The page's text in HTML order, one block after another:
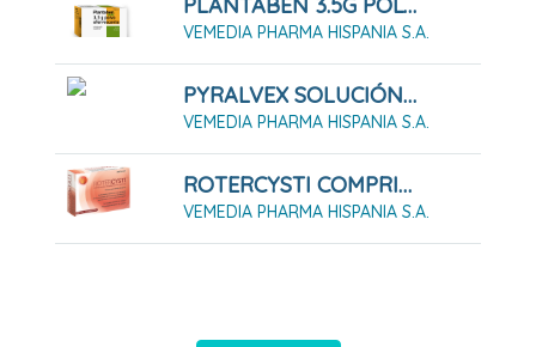
PLANTABEN 3.5G POLVO EFERVESCENTE. 30 SOBRES
VEMEDIA PHARMA HISPANIA S.A.
PYRALVEX SOLUCIÓN 10 ML
VEMEDIA PHARMA HISPANIA S.A.
ROTERCYSTI COMPRIMIDOS RECUBIERTOS CON PELICULA, 30 Comprimidos
VEMEDIA PHARMA HISPANIA S.A.